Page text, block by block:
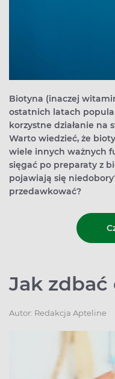
Biotyna (inaczej
ostatnich latach
korzystne działanie na
Warto wiedzieć, że
wiele innych ważnych
sięgać po preparaty z
pojawiają się
przedawkować?
Jak zdbać
Autor: Redakcja Apteline